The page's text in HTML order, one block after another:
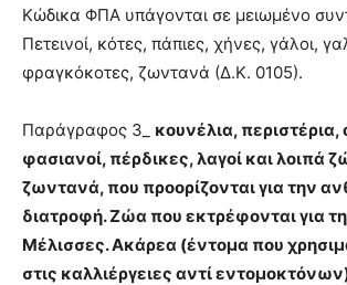
Κώδικα ΦΠΑ υπάγονται σε μειωμένο
Πετεινοί, κότες, πάπιες, χήνες, γάλοι,
φραγκόκοτες, ζωντανά (Δ.Κ. 0105).
Παράγραφος 3_ κουνέλια, περιστέρια,
φασιανοί, πέρδικες, λαγοί και λοιπά
ζωντανά, που προορίζονται για την
διατροφή. Ζώα που εκτρέφονται για
Μέλισσες. Ακάρεα (έντομα που
στις καλλιέργειες αντί